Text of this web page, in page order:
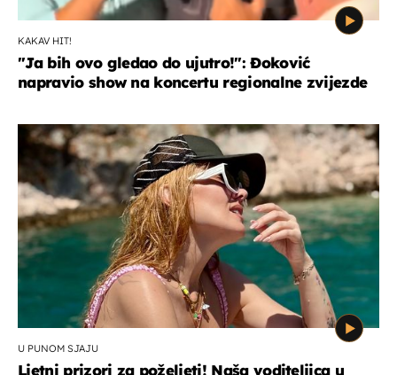
KAKAV HIT!
"Ja bih ovo gledao do ujutro!": Đoković
napravio show na koncertu regionalne zvijezde
U PUNOM SJAJU
Ljetni prizori za poželjeti! Naša voditeljica u